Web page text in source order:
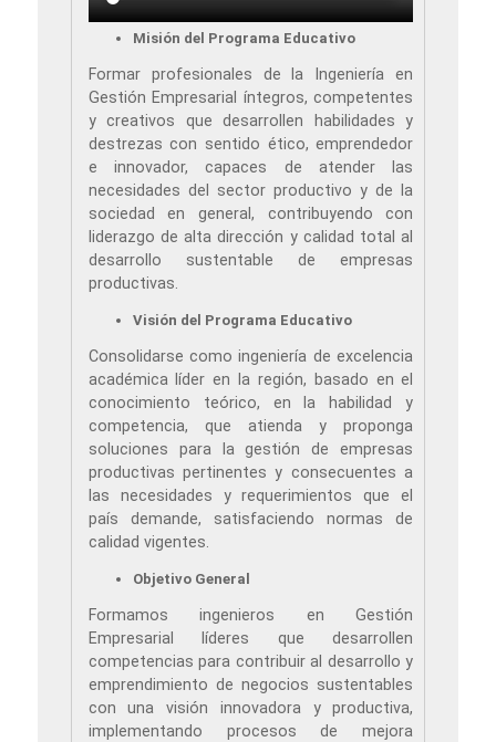
Misión del Programa Educativo
Formar profesionales de la Ingeniería en
Gestión Empresarial íntegros, competentes
y creativos que desarrollen habilidades y
destrezas con sentido ético, emprendedor
e innovador, capaces de atender las
necesidades del sector productivo y de la
sociedad en general, contribuyendo con
liderazgo de alta dirección y calidad total al
desarrollo sustentable de empresas
productivas.
Visión del Programa Educativo
Consolidarse como ingeniería de excelencia
académica líder en la región, basado en el
conocimiento teórico, en la habilidad y
competencia, que atienda y proponga
soluciones para la gestión de empresas
productivas pertinentes y consecuentes a
las necesidades y requerimientos que el
país demande, satisfaciendo normas de
calidad vigentes.
Objetivo General
Formamos ingenieros en Gestión
Empresarial líderes que desarrollen
competencias para contribuir al desarrollo y
emprendimiento de negocios sustentables
con una visión innovadora y productiva,
implementando procesos de mejora